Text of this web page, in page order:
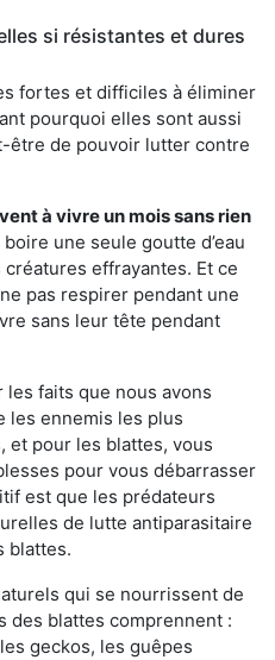
si résistantes et dures
fortes et difficiles à éliminer
pourquoi elles sont aussi
être de pouvoir lutter contre
à vivre un mois sans rien
une seule goutte d’eau
effrayantes. Et ce
pas respirer pendant une
sans leur tête pendant
les faits que nous avons
les ennemis les plus
et pour les blattes, vous
pour vous débarrasser
est que les prédateurs
de lutte antiparasitaire
blattes.
qui se nourrissent de
des blattes comprennent :
geckos, les guêpes